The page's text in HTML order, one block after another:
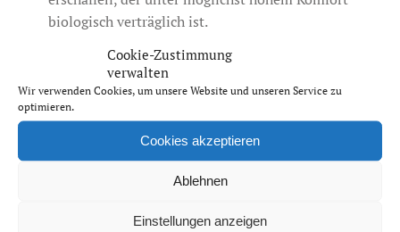
Cookie-Zustimmung
verwalten
Wir verwenden Cookies, um unsere Website und unseren Service zu
optimieren.
Cookies akzeptieren
Ablehnen
Einstellungen anzeigen
biologisch verträglich ist.
Wir für Sie
Auf über 380 qm Fläche arbeiten wir in einem
Team von 25 Zahntechnikern an Ihrem
anspruchsvollen Zahnersatz. Von normalen
Zahnprothesen bis zu Implantat Arbeiten sind
Sie bei uns in guten Händen. Alle
Engagement und großer Präzision ausgeführt.